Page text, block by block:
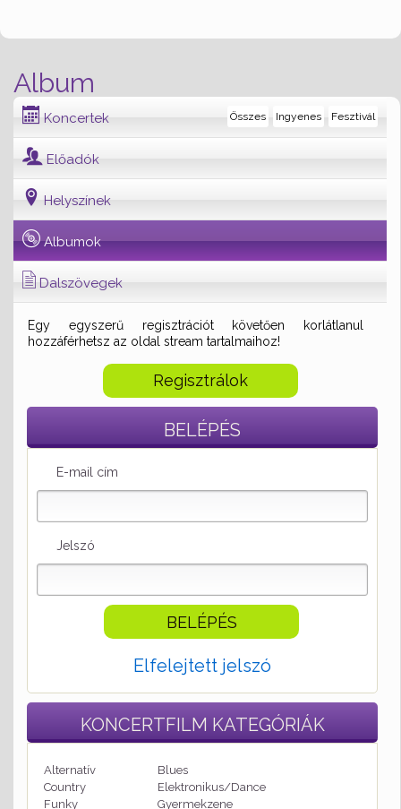
Album
Koncertek Fesztivál
Ingyenes
Összes
Előadók
Helyszínek
Albumok
Dalszövegek
Egy egyszerű regisztrációt követően korlátlanul
hozzáférhetsz az oldal stream tartalmaihoz!
Regisztrálok
BELÉPÉS
E-mail cím
Jelszó
Elfelejtett jelszó
KONCERTFILM KATEGÓRIÁK
Alternatív
Blues
Country
Elektronikus/Dance
Funky
Gyermekzene